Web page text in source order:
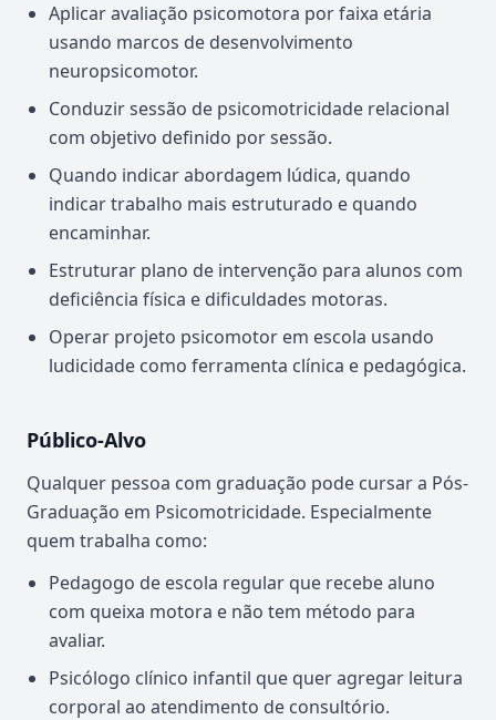
Aplicar avaliação psicomotora por faixa etária
usando marcos de desenvolvimento
neuropsicomotor.
Conduzir sessão de psicomotricidade relacional
com objetivo definido por sessão.
Quando indicar abordagem lúdica, quando
indicar trabalho mais estruturado e quando
encaminhar.
Estruturar plano de intervenção para alunos com
deficiência física e dificuldades motoras.
Operar projeto psicomotor em escola usando
ludicidade como ferramenta clínica e pedagógica.
Público-Alvo
Qualquer pessoa com graduação pode cursar a Pós-
Graduação em Psicomotricidade. Especialmente
quem trabalha como:
Pedagogo de escola regular que recebe aluno
com queixa motora e não tem método para
avaliar.
Psicólogo clínico infantil que quer agregar leitura
corporal ao atendimento de consultório.